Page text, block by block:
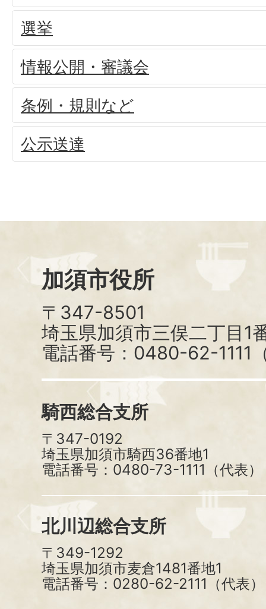
選挙
情報公開・審議会
条例・規則など
公示送達
加須市役所
〒347-8501
埼玉県加須市三俣二丁目1
電話番号：0480-62-1111
騎西総合支所
〒347-0192
埼玉県加須市騎西36番地1
電話番号：0480-73-1111（代表）
北川辺総合支所
〒349-1292
埼玉県加須市麦倉1481番地1
電話番号：0280-62-2111（代表）